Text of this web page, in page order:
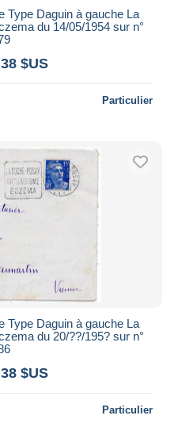
Type Daguin à gauche La
du 14/05/1954 sur n°
$US
Particulier
Type Daguin à gauche La
du 20/??/195? sur n°
$US
Particulier